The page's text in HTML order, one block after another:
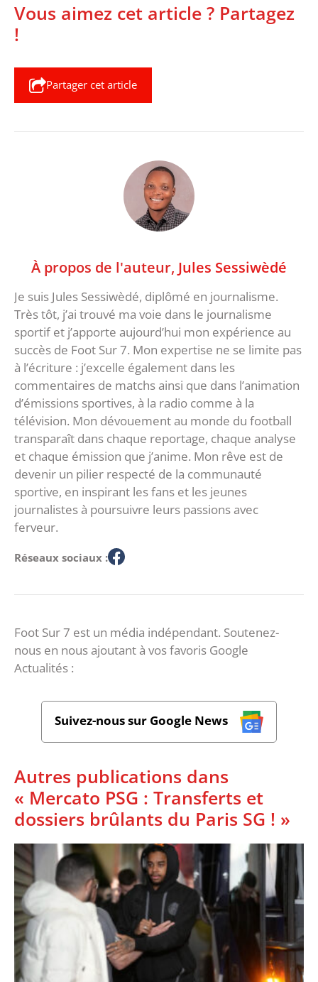
Vous aimez cet article ? Partagez
!
Partager cet article
À propos de l'auteur, Jules Sessiwèdé
Je suis Jules Sessiwèdé, diplômé en journalisme.
Très tôt, j’ai trouvé ma voie dans le journalisme
sportif et j’apporte aujourd’hui mon expérience au
succès de Foot Sur 7. Mon expertise ne se limite pas
à l’écriture : j’excelle également dans les
commentaires de matchs ainsi que dans l’animation
d’émissions sportives, à la radio comme à la
télévision. Mon dévouement au monde du football
transparaît dans chaque reportage, chaque analyse
et chaque émission que j’anime. Mon rêve est de
devenir un pilier respecté de la communauté
sportive, en inspirant les fans et les jeunes
journalistes à poursuivre leurs passions avec
ferveur.
Réseaux sociaux :
Foot Sur 7 est un média indépendant. Soutenez-
nous en nous ajoutant à vos favoris Google
Actualités :
Suivez-nous sur Google News
Autres publications dans
« Mercato PSG : Transferts et
dossiers brûlants du Paris SG ! »